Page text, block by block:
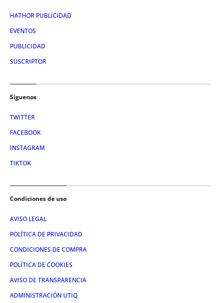
HATHOR PUBLICIDAD
EVENTOS
PUBLICIDAD
SUSCRIPTOR
Síguenos
TWITTER
FACEBOOK
INSTAGRAM
TIKTOK
Condiciones de uso
AVISO LEGAL
POLÍTICA DE PRIVACIDAD
CONDICIONES DE COMPRA
POLÍTICA DE COOKIES
AVISO DE TRANSPARENCIA
ADMINISTRACIÓN UTIQ